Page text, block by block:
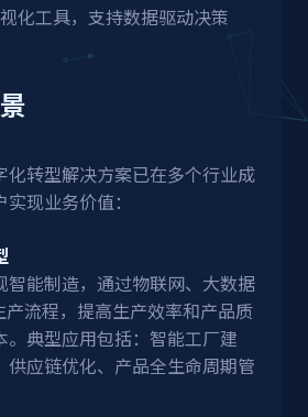
化工具，支持数据驱动决策
化转型解决方案已在多个行业成
现业务价值：
智能制造，通过物联网、大数据
流程，提高生产效率和产品质
。典型应用包括：智能工厂建
供应链优化、产品全生命周期管